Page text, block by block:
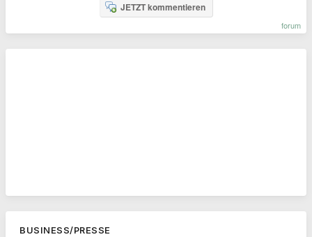
JETZT kommentieren
forum
BUSINESS/PRESSE